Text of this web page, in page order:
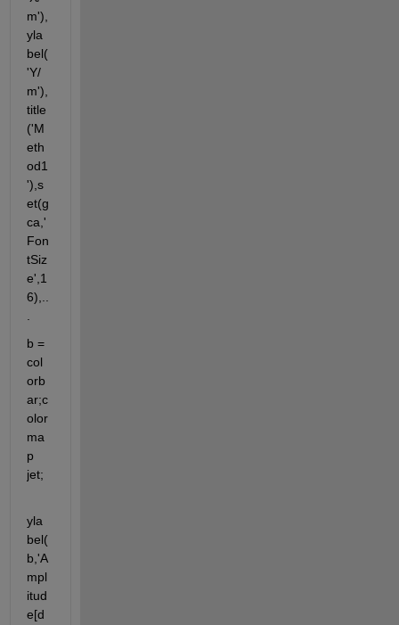
m'),
yla
bel(
'Y/
m'),
title
('M
eth
od1
'),s
et(g
ca,'
Fon
tSiz
e',1
6),..
b =
col
orb
ar;c
olor
ma
p
jet;
yla
bel(
b,'A
mpl
itud
e[d